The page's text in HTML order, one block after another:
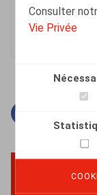
Consulter
Vie Privée